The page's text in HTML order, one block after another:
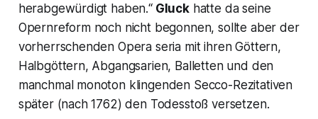
herabgewürdigt haben.“Gluckhatte da seine
Opernreform noch nicht begonnen, sollte aber der
vorherrschenden Opera seria mit ihren Göttern,
Halbgöttern, Abgangsarien, Balletten und den
manchmal monoton klingenden Secco-Rezitativen
später (nach 1762) den Todesstoß versetzen.